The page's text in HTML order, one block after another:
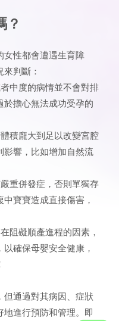
？
女性都會遭遇生育障
判斷：
中度的病情並不會對排
於擔心無法成功受孕的
積龐大到足以改變宮腔
影響，比如增加自然流
重併發症，否則單獨存
寶寶造成直接傷害，
阻礙順產進程的因素，
確保母嬰安全健康，
通過對其病因、症狀
進行預防和管理。即